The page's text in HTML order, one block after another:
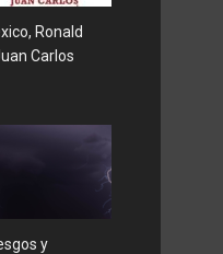
Ronald
Carlos
y